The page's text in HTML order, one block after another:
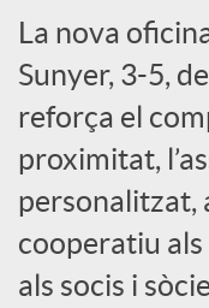
s
S
o
c
La nova
Sunyer, 3-5,
reforça el
proximitat,
personalitzat,
cooperatiu als
als socis i